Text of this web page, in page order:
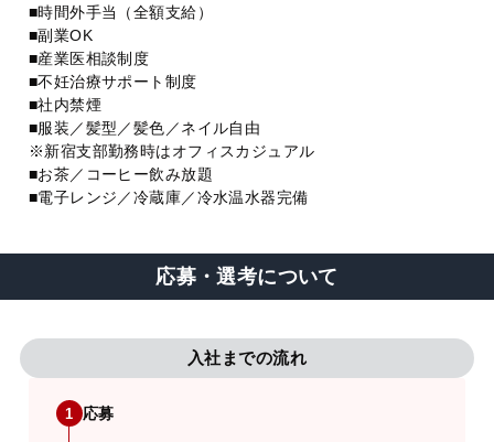
■時間外手当（全額支給）
■副業OK
■産業医相談制度
■不妊治療サポート制度
■社内禁煙
■服装／髪型／髪色／ネイル自由
※新宿支部勤務時はオフィスカジュアル
■お茶／コーヒー飲み放題
■電子レンジ／冷蔵庫／冷水温水器完備
応募・選考について
入社までの流れ
1 応募